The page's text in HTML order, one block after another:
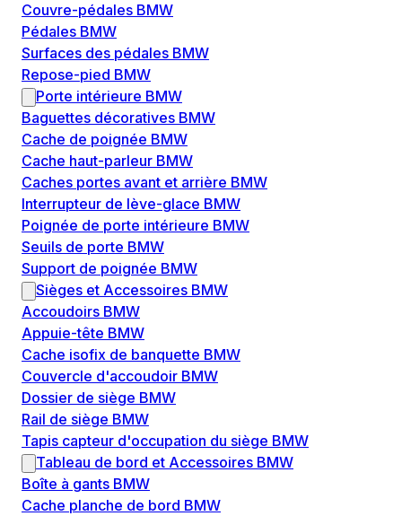
Couvre-pédales BMW
Pédales BMW
Surfaces des pédales BMW
Repose-pied BMW
Porte intérieure BMW
Baguettes décoratives BMW
Cache de poignée BMW
Cache haut-parleur BMW
Caches portes avant et arrière BMW
Interrupteur de lève-glace BMW
Poignée de porte intérieure BMW
Seuils de porte BMW
Support de poignée BMW
Sièges et Accessoires BMW
Accoudoirs BMW
Appuie-tête BMW
Cache isofix de banquette BMW
Couvercle d'accoudoir BMW
Dossier de siège BMW
Rail de siège BMW
Tapis capteur d'occupation du siège BMW
Tableau de bord et Accessoires BMW
Boîte à gants BMW
Cache planche de bord BMW